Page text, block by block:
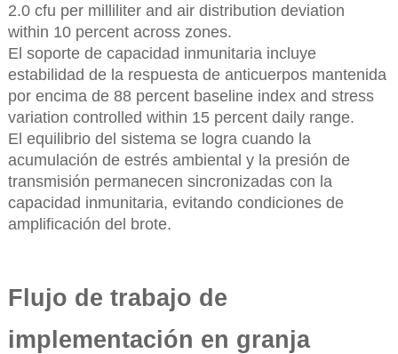
2.0 cfu per milliliter and air distribution deviation
within 10 percent across zones.
El soporte de capacidad inmunitaria incluye
estabilidad de la respuesta de anticuerpos mantenida
por encima de 88 percent baseline index and stress
variation controlled within 15 percent daily range.
El equilibrio del sistema se logra cuando la
acumulación de estrés ambiental y la presión de
transmisión permanecen sincronizadas con la
capacidad inmunitaria, evitando condiciones de
amplificación del brote.
Flujo de trabajo de
implementación en granja